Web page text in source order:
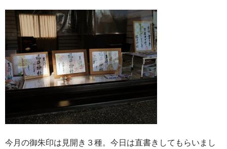
今月の御朱印は見開き３種。今日は直書きしてもらいまし